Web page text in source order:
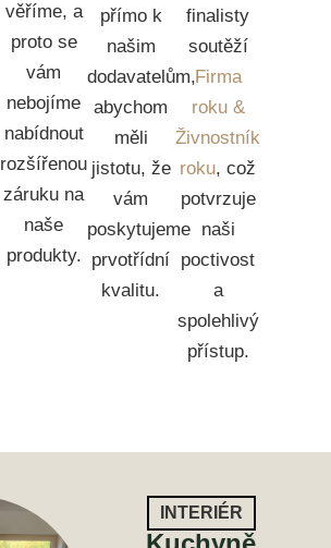
věříme, a
proto se
vám
nebojíme
nabídnout
rozšířenou
záruku na
naše
produkty.
přímo k
našim
dodavatelům,
abychom
měli
jistotu, že
vám
poskytujeme
prvotřídní
kvalitu.
finalisty
soutěží
Firma
roku &
Živnostník
roku, což
potvrzuje
naši
poctivost
a
spolehlivý
přístup.
INTERIÉR